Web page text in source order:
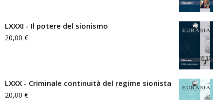
LXXXI - Il potere del sionismo
20,00 €
LXXX - Criminale continuità del regime sionista
20,00 €